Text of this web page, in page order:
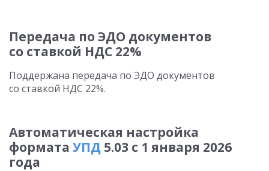
Передача по ЭДО документов
со ставкой НДС 22%
Поддержана передача по ЭДО документов
со ставкой НДС 22%.
Автоматическая настройка
формата УПД 5.03 с 1 января 2026
года